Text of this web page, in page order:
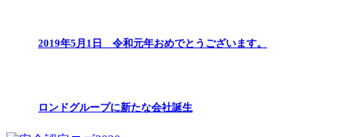
2019年5月1日 令和元年おめでとうございます。
ロンドグループに新たな会社誕生